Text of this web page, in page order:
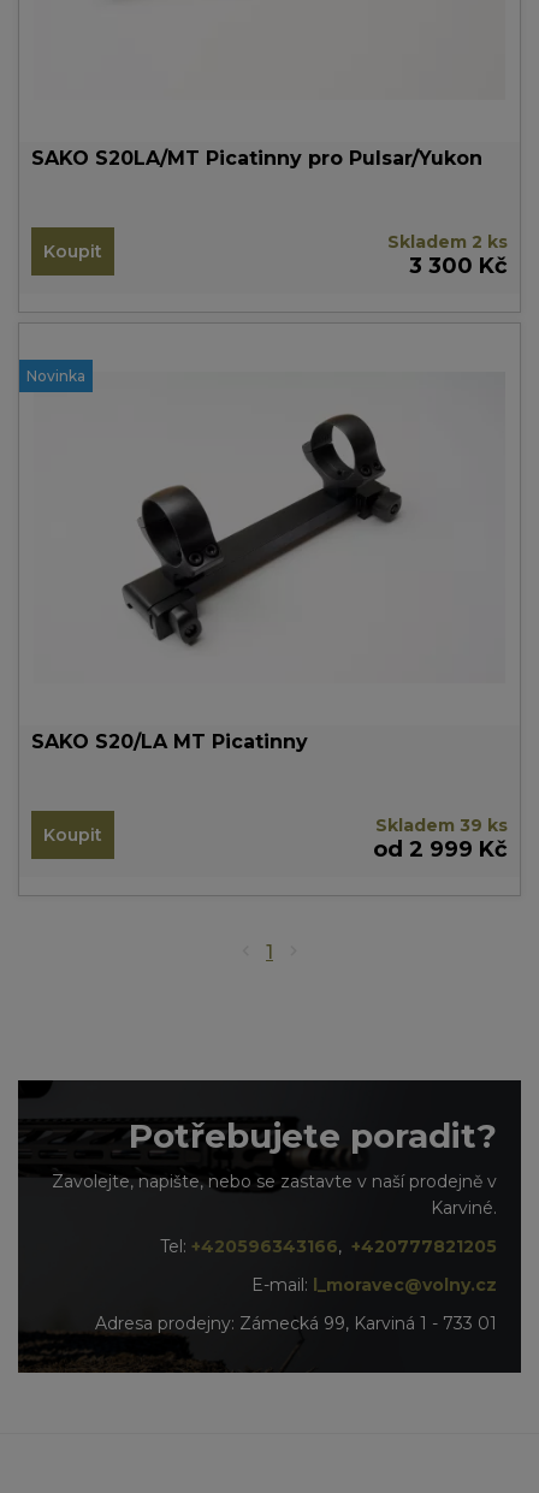
SAKO S20LA/MT Picatinny pro Pulsar/Yukon
Koupit Skladem 2 ks
3 300 Kč
Novinka
SAKO S20/LA MT Picatinny
Koupit Skladem 39 ks
od 2 999 Kč
1
Potřebujete poradit?
Zavolejte, napište, nebo se zastavte v naší prodejně v
Karviné.
Tel: +420596343166, +420777821205
E-mail: l_moravec@volny.cz
Adresa prodejny: Zámecká 99, Karviná 1 - 733 01